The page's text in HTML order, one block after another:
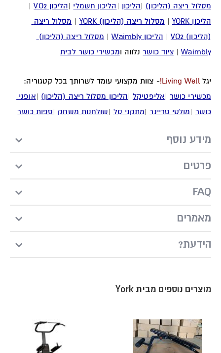
מסלול ריצה (הליכון) |הליכון | הליכון חשמלי |הליכון VO2
|
הליכון YORK
| מסלול ריצה (הליכון) YORK |
(הליכון) VO2
| הליכון Waimbly |
Waimbly
| ציוד כושר נלווה ומכשירי כושר לבית
יגלLiving Well! - צוות מקצועי עומד לשרותך בכל קטגוריה:
מכשירי כושר |אליפטיקל |הליכון מסלול ריצה (הליכון) |
כושר |מולטי טריינר |מתקני סל |שולחנות משחק |ספות כושר
מידע נוסף
פרטים
FAQ
מאמרים
?הידעת
מוצרים נוספים מבית York